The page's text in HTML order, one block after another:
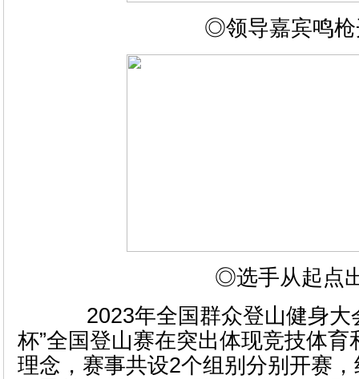
◎领导嘉宾鸣枪
◎选手从起点
2023年全国群众登山健身大
杯”全国登山赛在突出体现竞技体
理念，赛事共设2个组别分别开赛